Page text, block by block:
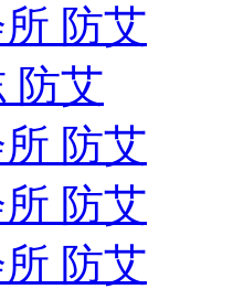
防艾
防艾
防艾
防艾
防艾